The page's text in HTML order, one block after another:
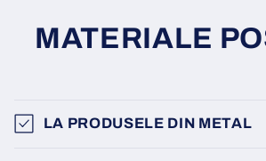
MATERIALE
LA PRODUSELE DIN METAL